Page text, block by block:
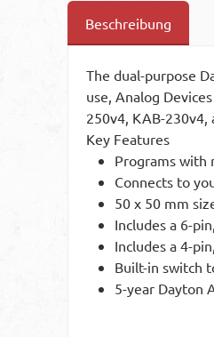
Beschreibung
The dual-purpose
use, Analog
250v4, KAB-230v4,
Key Features
Programs with
Connects to
50 x 50 mm
Includes a 6-
Includes a 4-
Built-in switch
5-year Dayton